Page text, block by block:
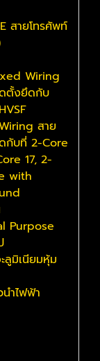
สายโทรศัพท์
Wiring
ดตั้งยึดกับ
สาย
กับที่ 2-Core
17, 2-
with
Purpose
ลูมิเนียมหุ้ม
ำไฟฟ้า